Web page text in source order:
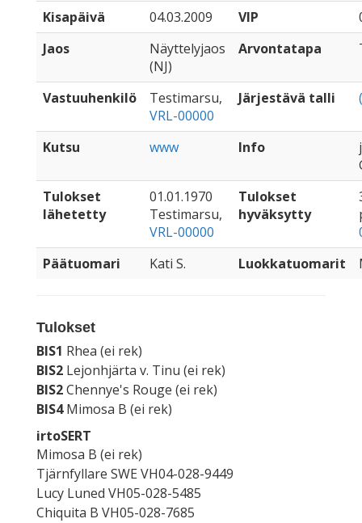
Kisapäivä
04.03.2009 VIP
Jaos
Näyttelyjaos
(NJ)
Arvontatapa
Vastuuhenkilö
Testimarsu,
VRL-00000
Järjestävä talli
Kutsu www Info
Tulokset
lähetetty
01.01.1970
Testimarsu,
VRL-00000
Tulokset
hyväksytty
Päätuomari
Kati S. Luokkatuomarit
Tulokset
BIS1 Rhea (ei rek)
BIS2 Lejonhjärta v. Tinu (ei rek)
BIS2Chennye's Rouge (ei rek)
BIS4Mimosa B (ei rek)
irtoSERT
Mimosa B (ei rek)
Tjärnfyllare SWE VH04-028-9449
Lucy Luned VH05-028-5485
Chiquita B VH05-028-7685